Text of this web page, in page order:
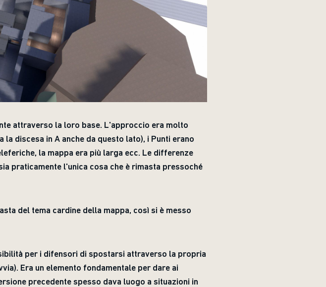
attraverso la loro base. L'approccio era molto
discesa in A anche da questo lato), i Punti erano
la mappa era più larga ecc. Le differenze
praticamente l'unica cosa che è rimasta pressoché
del tema cardine della mappa, così si è messo
per i difensori di spostarsi attraverso la propria
Era un elemento fondamentale per dare ai
precedente spesso dava luogo a situazioni in